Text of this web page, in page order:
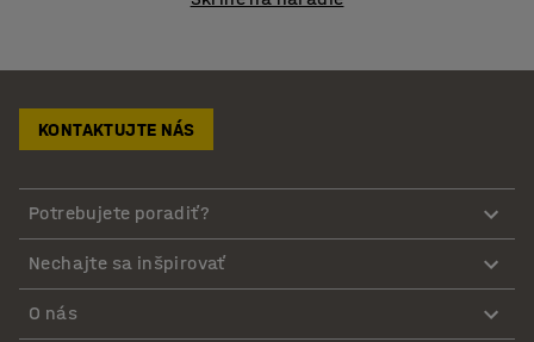
KONTAKTUJTE NÁS
Potrebujete poradiť?
Nechajte sa inšpirovať
O nás